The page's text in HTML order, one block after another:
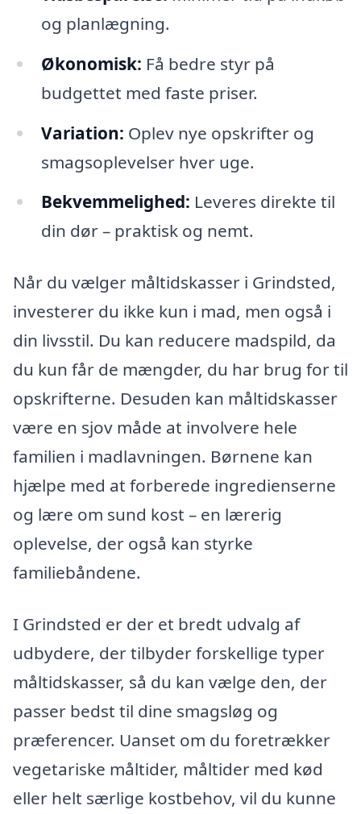
og planlægning.
Økonomisk: Få bedre styr på
budgettet med faste priser.
Variation: Oplev nye opskrifter og
smagsoplevelser hver uge.
Bekvemmelighed: Leveres direkte til
din dør – praktisk og nemt.
Når du vælger måltidskasser i Grindsted,
investerer du ikke kun i mad, men også i
din livsstil. Du kan reducere madspild, da
du kun får de mængder, du har brug for til
opskrifterne. Desuden kan måltidskasser
være en sjov måde at involvere hele
familien i madlavningen. Børnene kan
hjælpe med at forberede ingredienserne
og lære om sund kost – en lærerig
oplevelse, der også kan styrke
familiebåndene.
I Grindsted er der et bredt udvalg af
udbydere, der tilbyder forskellige typer
måltidskasser, så du kan vælge den, der
passer bedst til dine smagsløg og
præferencer. Uanset om du foretrækker
vegetariske måltider, måltider med kød
eller helt særlige kostbehov, vil du kunne